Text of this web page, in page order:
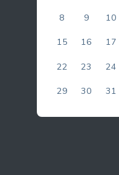
8 9 10
15 16 17
22 23 24
29 30 31